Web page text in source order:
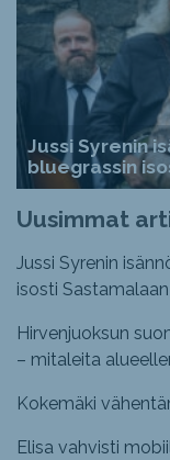
Jussi Syrenin
bluegrassin
Uusimmat
Jussi Syrenin
isosti
Hirvenjuoksun
– mitaleita
Kokemäki
Elisa vahvisti